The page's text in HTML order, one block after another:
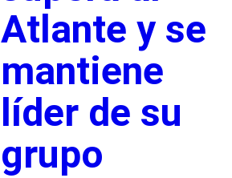
Atlante y se
mantiene
líder de su
grupo